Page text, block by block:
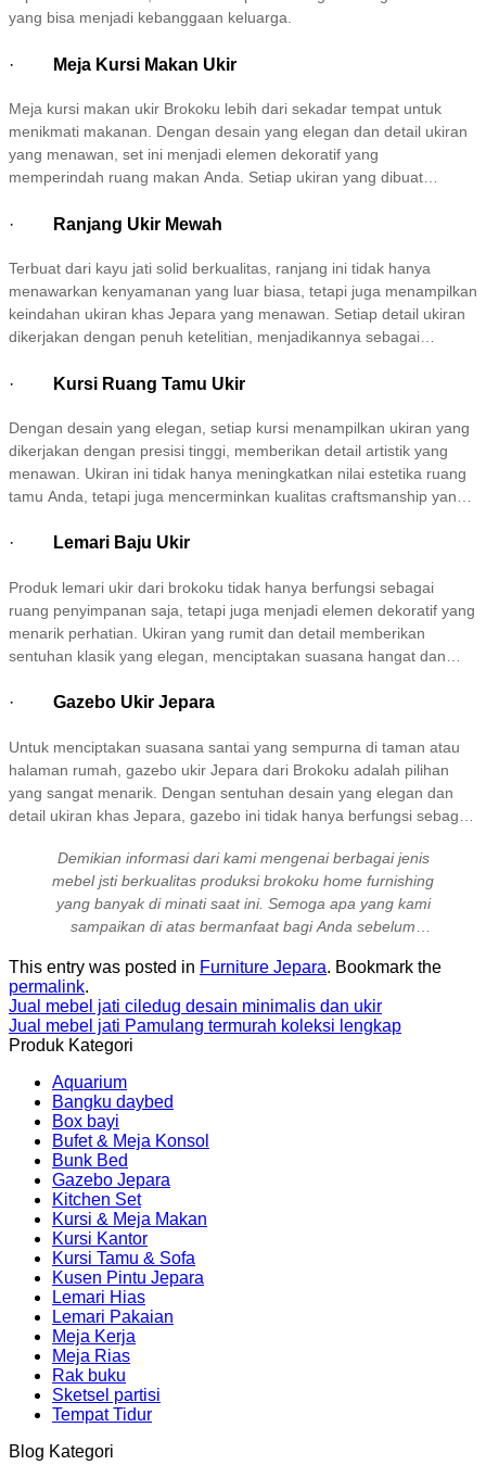
yang bisa menjadi kebanggaan keluarga.
· Meja Kursi Makan Ukir
Meja kursi makan ukir Brokoku lebih dari sekadar tempat untuk
menikmati makanan. Dengan desain yang elegan dan detail ukiran
yang menawan, set ini menjadi elemen dekoratif yang
memperindah ruang makan Anda. Setiap ukiran yang dibuat
atmosfer yang hangat dan mengundang. Meja kursi ini tidak hanya
teman, tetapi juga memberikan sentuhan artistik yang memikat.
Cocok untuk berbagai gaya dekorasi, dari minimalis hingga
tradisional, set meja kursi makan ini adalah pilihan tepat untuk
mempercantik ruang makan Anda.
· Ranjang Ukir Mewah
Terbuat dari kayu jati solid berkualitas, ranjang ini tidak hanya
menawarkan kenyamanan yang luar biasa, tetapi juga menampilkan
keindahan ukiran khas Jepara yang menawan. Setiap detail ukiran
dikerjakan dengan penuh ketelitian, menjadikannya sebagai
bukan hanya sekadar tempat tidur, tetapi juga elemen dekoratif
Anda.
· Kursi Ruang Tamu Ukir
Dengan desain yang elegan, setiap kursi menampilkan ukiran yang
dikerjakan dengan presisi tinggi, memberikan detail artistik yang
menawan. Ukiran ini tidak hanya meningkatkan nilai estetika ruang
tamu Anda, tetapi juga mencerminkan kualitas craftsmanship yang
memastikan bahwa Anda bisa menikmati keindahan dan
Brokoku, Anda tidak hanya mendapatkan furnitur, tetapi juga
sebuah karya seni yang akan memikat setiap tamu yang
berkunjung.
· Lemari Baju Ukir
Produk lemari ukir dari brokoku tidak hanya berfungsi sebagai
ruang penyimpanan saja, tetapi juga menjadi elemen dekoratif yang
menarik perhatian. Ukiran yang rumit dan detail memberikan
sentuhan klasik yang elegan, menciptakan suasana hangat dan
dan barang-barang lainnya dengan rapi, sehingga kamar tidur tetap
memberikan nilai estetika yang tinggi, menjadikannya investasi yang
tidak hanya praktis tetapi juga meningkatkan keindahan interior
rumah Anda.
· Gazebo Ukir Jepara
Untuk menciptakan suasana santai yang sempurna di taman atau
halaman rumah, gazebo ukir Jepara dari Brokoku adalah pilihan
yang sangat menarik. Dengan sentuhan desain yang elegan dan
detail ukiran khas Jepara, gazebo ini tidak hanya berfungsi sebagai
Anda. Gazebo ini siap menjadi spot favorit untuk bersantai bersama
keluarga dan teman-teman. Dapatkan kenyamanan dan keindahan
yang akan membuat setiap momen di luar rumah menjadi lebih
istimewa.
Demikian informasi dari kami mengenai berbagai jenis
mebel jsti berkualitas produksi brokoku home furnishing
yang banyak di minati saat ini. Semoga apa yang kami
sampaikan di atas bermanfaat bagi Anda sebelum
inginkan. Untuk informasi lebih lanjut mengenai produk
kami silahkan menuju
brokoku.com, silakan klik tombol WA untuk info lebih
lanjut dan pemesanan.
Terima kasih!
This entry was posted in Furniture Jepara. Bookmark the
permalink.
Jual mebel jati ciledug desain minimalis dan ukir
Jual mebel jati Pamulang termurah koleksi lengkap
Produk Kategori
Aquarium
Bangku daybed
Box bayi
Bufet & Meja Konsol
Bunk Bed
Gazebo Jepara
Kitchen Set
Kursi & Meja Makan
Kursi Kantor
Kursi Tamu & Sofa
Kusen Pintu Jepara
Lemari Hias
Lemari Pakaian
Meja Kerja
Meja Rias
Rak buku
Sketsel partisi
Tempat Tidur
Blog Kategori